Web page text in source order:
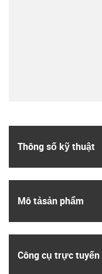
Thông số kỹ thuật
Mô tả­sản phẩm
Công cụ trực tuyến